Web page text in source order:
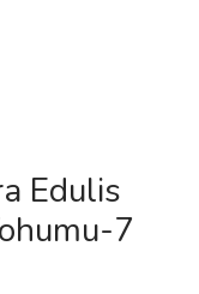
Edulis
7